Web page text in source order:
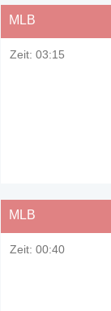
MLB
Zeit: 03:15
MLB
Zeit: 00:40